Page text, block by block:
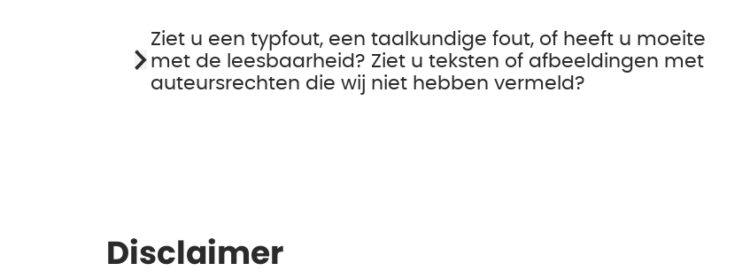
Ziet u een typfout, een taalkundige fout, of heeft u moeite
met de leesbaarheid? Ziet u teksten of afbeeldingen met
auteursrechten die wij niet hebben vermeld?
Disclaimer